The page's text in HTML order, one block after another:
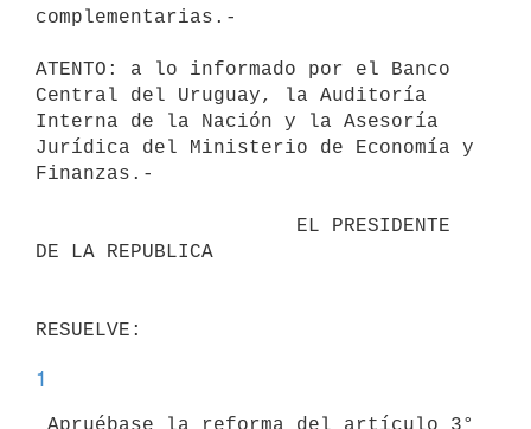
complementarias.-
ATENTO: a lo informado por el Banco
Central del Uruguay, la Auditoría
Interna de la Nación y la Asesoría
Jurídica del Ministerio de Economía y
Finanzas.-
DE LA REPUBLICA
1